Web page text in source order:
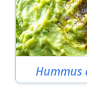
Hummus